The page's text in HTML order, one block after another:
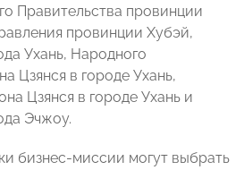
Правительства провинции
провинции Хубэй,
Ухань, Народного
Цзянся в городе Ухань,
Цзянся в городе Ухань и
Эчжоу.
бизнес-миссии могут выбрать